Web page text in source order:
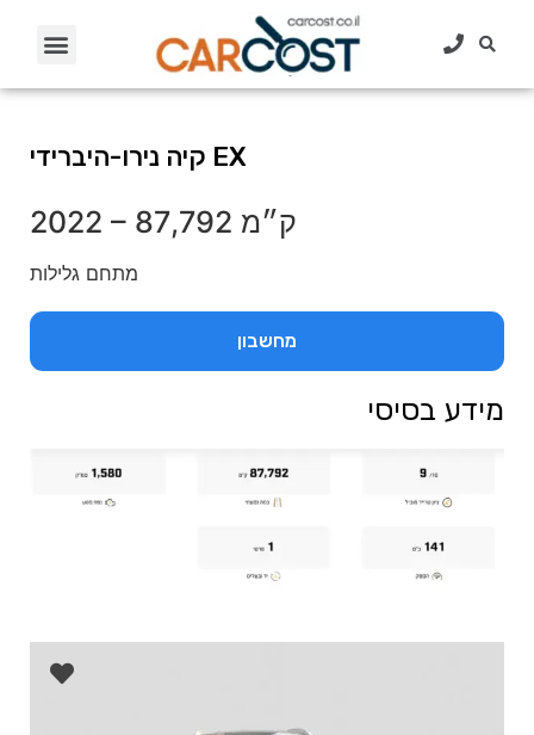
קיה נירו-היברידי EX
2022 – 87,792 ק״מ
מתחם גלילות
מחשבון
מידע בסיסי